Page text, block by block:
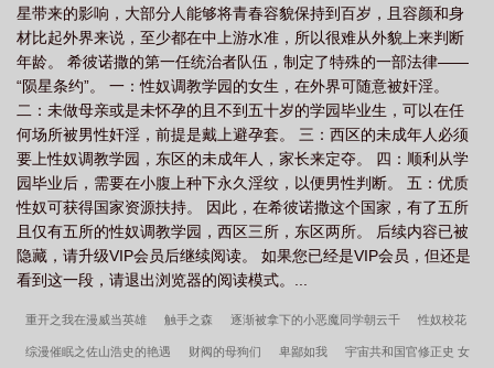
星带来的影响，大部分人能够将青春容貌保持到百岁，且容颜和身
材比起外界来说，至少都在中上游水准，所以很难从外貌上来判断
年龄。 希彼诺撒的第一任统治者队伍，制定了特殊的一部法律——
“陨星条约”。 一：性奴调教学园的女生，在外界可随意被奸淫。
二：未做母亲或是未怀孕的且不到五十岁的学园毕业生，可以在任
何场所被男性奸淫，前提是戴上避孕套。 三：西区的未成年人必须
要上性奴调教学园，东区的未成年人，家长来定夺。 四：顺利从学
园毕业后，需要在小腹上种下永久淫纹，以便男性判断。 五：优质
性奴可获得国家资源扶持。 因此，在希彼诺撒这个国家，有了五所
且仅有五所的性奴调教学园，西区三所，东区两所。 后续内容已被
隐藏，请升级VIP会员后继续阅读。 如果您已经是VIP会员，但还是
看到这一段，请退出浏览器的阅读模式。...
重开之我在漫威当英雄 触手之森 逐渐被拿下的小恶魔同学朝云千 性奴校花
综漫催眠之佐山浩史的艳遇 财阀的母狗们 卑鄙如我 宇宙共和国官修正史 女